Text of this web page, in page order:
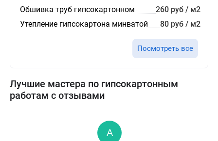
Обшивка труб гипсокартонном
260 руб / м2
Утепление гипсокартона минватой
80 руб / м2
Посмотреть все
Лучшие мастера по гипсокартонным
работам с отзывами